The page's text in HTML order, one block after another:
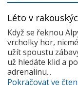
Léto v
Když se řeknou
vrcholky hor,
užít spoustu
už hledáte klid a
adrenalinu...
Pokračovat ve